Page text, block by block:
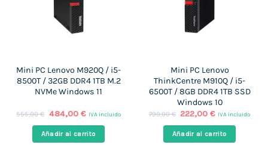
Mini PC Lenovo M920Q / i5-
8500T / 32GB DDR4 1TB M.2
NVMe Windows 11
555,00€ El
original
era:
484,00 €El
actual
es:
IVA incluido
Añadir al carrito
Mini PC Lenovo
ThinkCentre M910Q / i5-
6500T / 8GB DDR4 1TB SSD
Windows 10
799,00€ El
original
era:
222,00€El
actual
es:
IVA incluido
Añadir al carrito